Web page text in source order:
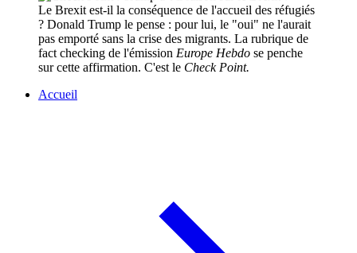
Le Brexit est-il la conséquence de l'accueil des réfugiés
? Donald Trump le pense : pour lui, le "oui" ne l'aurait
pas emporté sans la crise des migrants. La rubrique de
fact checking de l'émission Europe Hebdo se penche
sur cette affirmation. C'est le Check Point.
Accueil